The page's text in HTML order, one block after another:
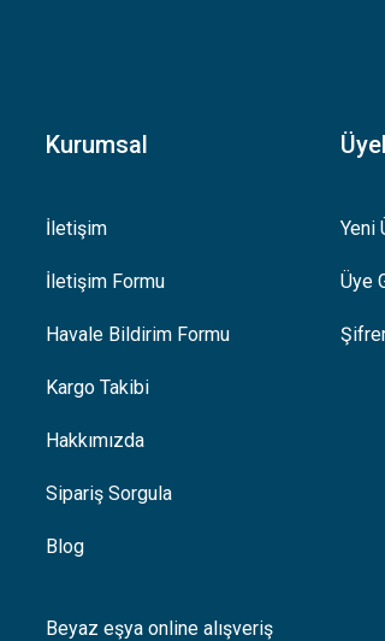
Gönder
Kurumsal
İletişim
İletişim Formu
Havale Bildirim Formu
Kargo Takibi
Hakkımızda
Sipariş Sorgula
Blog
Yeni
Üye
Beyaz eşya online alışveriş